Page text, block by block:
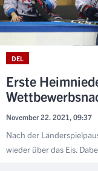
DEL
Erste
November 22. 2021, 09:37
Nach der
wieder über das Eis.